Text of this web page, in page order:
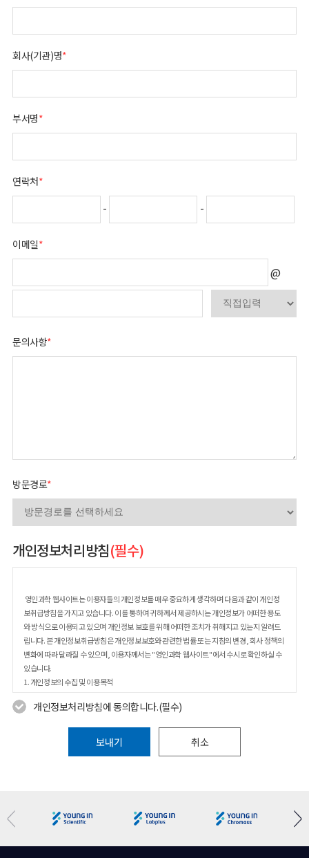
회사(기관)명*
부서명*
연락처*
- -
이메일*
@
문의사항*
방문경로*
개인정보처리방침(필수)
영인과학 웹사이트는 이용자들의 개인정보를 매우 중요하게 생각하며 다음과 같이 개인정
보취급방침을 가지고 있습니다. 이를 통하여 귀하께서 제공하시는 개인정보가 어떠한 용도
와 방식으로 이용되고 있으며 개인정보 보호를 위해 어떠한 조치가 취해지고 있는지 알려드
립니다. 본 개인정보취급방침은 개인정보보호와 관련한 법률 또는 지침의 변경, 회사 정책의
변화에 따라 달라질 수 있으며, 이용자께서는 "영인과학 웹사이트"에서 수시로 확인하실 수
있습니다.
1. 개인정보의 수집 및 이용목적
2. 개인정보수집에 대한 동의
3. 개인정보의 수집항목 및 수집방법
5. 개인정보 취급 위탁사항
6. 개인정보의 열람, 정정, 동의철회(회원탈퇴) 방법
11. 의견수렴 및 불만처리
13. 개인정보 관리책임자 등
개인정보처리방침에 동의합니다.(필수)
보내기 취소